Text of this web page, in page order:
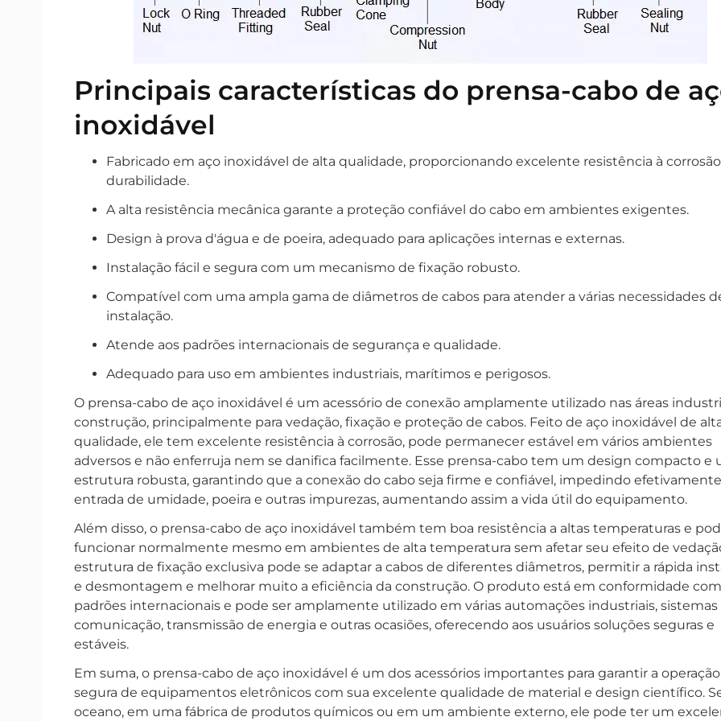
Principais características do prensa-cabo de
inoxidável
Fabricado em aço inoxidável de alta qualidade, proporcionando excelente resistência à
durabilidade.
A alta resistência mecânica garante a proteção confiável do cabo em ambientes exigentes.
Design à prova d'água e de poeira, adequado para aplicações internas e externas.
Instalação fácil e segura com um mecanismo de fixação robusto.
Compatível com uma ampla gama de diâmetros de cabos para atender a várias necessidades
instalação.
Atende aos padrões internacionais de segurança e qualidade.
Adequado para uso em ambientes industriais, marítimos e perigosos.
O prensa-cabo de aço inoxidável é um acessório de conexão amplamente utilizado nas áreas
construção, principalmente para vedação, fixação e proteção de cabos. Feito de aço inoxidável de
qualidade, ele tem excelente resistência à corrosão, pode permanecer estável em vários ambientes
adversos e não enferruja nem se danifica facilmente. Esse prensa-cabo tem um design compacto e
estrutura robusta, garantindo que a conexão do cabo seja firme e confiável, impedindo
entrada de umidade, poeira e outras impurezas, aumentando assim a vida útil do equipamento.
Além disso, o prensa-cabo de aço inoxidável também tem boa resistência a altas temperaturas e
funcionar normalmente mesmo em ambientes de alta temperatura sem afetar seu efeito de
estrutura de fixação exclusiva pode se adaptar a cabos de diferentes diâmetros, permitir a rápida
e desmontagem e melhorar muito a eficiência da construção. O produto está em conformidade
padrões internacionais e pode ser amplamente utilizado em várias automações industriais, sistemas
comunicação, transmissão de energia e outras ocasiões, oferecendo aos usuários soluções seguras e
estáveis.
Em suma, o prensa-cabo de aço inoxidável é um dos acessórios importantes para garantir a operação
segura de equipamentos eletrônicos com sua excelente qualidade de material e design científico.
oceano, em uma fábrica de produtos químicos ou em um ambiente externo, ele pode ter um